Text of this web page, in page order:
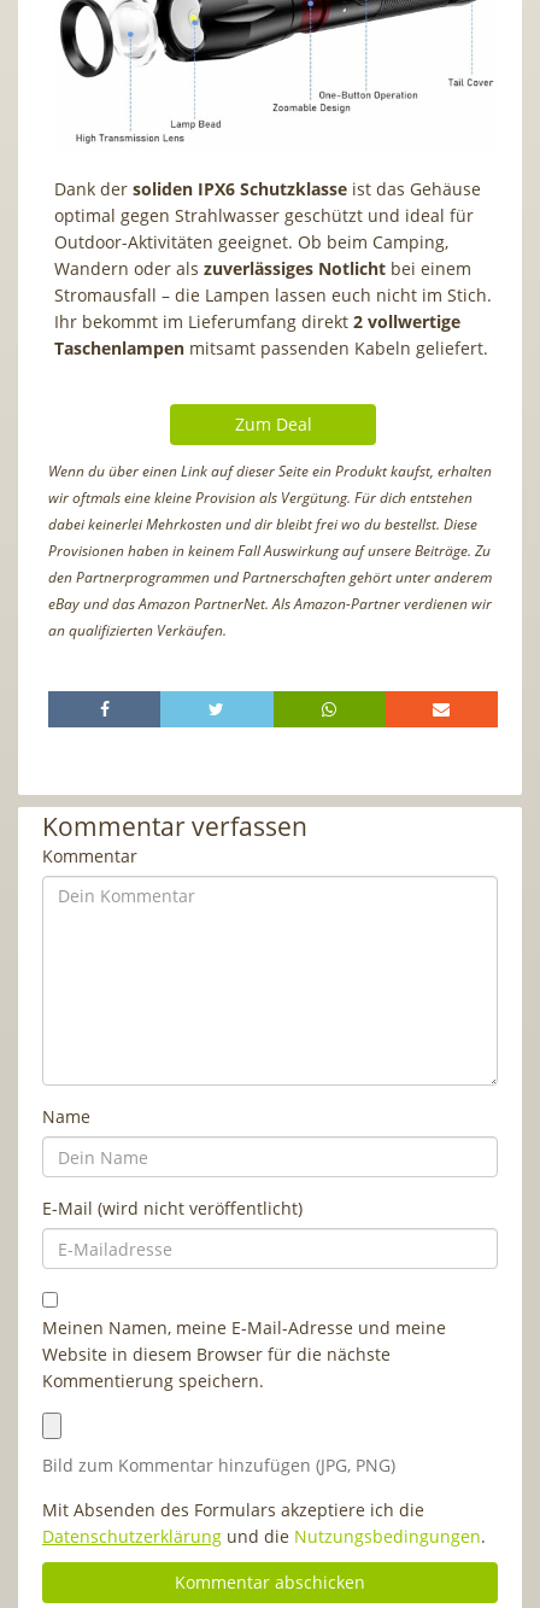
Dank der soliden IPX6 Schutzklasse ist das Gehäuse
optimal gegen Strahlwasser geschützt und ideal für
Outdoor-Aktivitäten geeignet. Ob beim Camping,
Wandern oder als zuverlässiges Notlicht bei einem
Stromausfall – die Lampen lassen euch nicht im Stich.
Ihr bekommt im Lieferumfang direkt 2 vollwertige
Taschenlampen mitsamt passenden Kabeln geliefert.
Zum Deal
Wenn du über einen Link auf dieser Seite ein Produkt kaufst, erhalten
wir oftmals eine kleine Provision als Vergütung. Für dich entstehen
dabei keinerlei Mehrkosten und dir bleibt frei wo du bestellst. Diese
Provisionen haben in keinem Fall Auswirkung auf unsere Beiträge. Zu
den Partnerprogrammen und Partnerschaften gehört unter anderem
eBay und das Amazon PartnerNet. Als Amazon-Partner verdienen wir
an qualifizierten Verkäufen.
Kommentar verfassen
Kommentar
Name
E-Mail (wird nicht veröffentlicht)
Meinen Namen, meine E-Mail-Adresse und meine
Website in diesem Browser für die nächste
Kommentierung speichern.
Bild zum Kommentar hinzufügen (JPG, PNG)
Mit Absenden des Formulars akzeptiere ich die
Datenschutzerklärung und die Nutzungsbedingungen.